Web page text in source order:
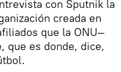
con Sputnik la
creada en
que la ONU—
que es donde, dice,